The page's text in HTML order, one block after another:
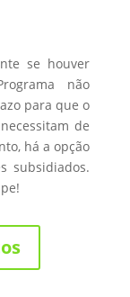
se houver
não
para que o
de
há a opção
subsidiados.